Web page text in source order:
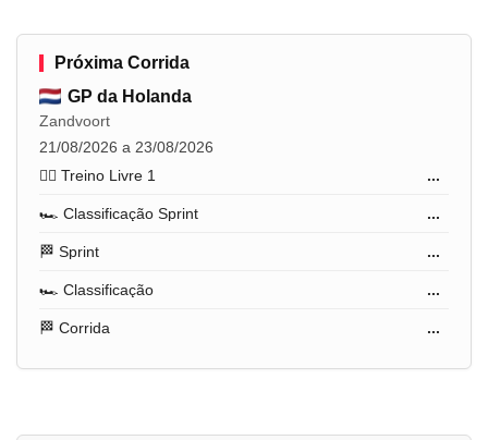
Próxima Corrida
GP da Holanda
Zandvoort
21/08/2026 a 23/08/2026
🏋️‍♂️ Treino Livre 1
...
🏎️ Classificação Sprint ...
🏁 Sprint ...
🏎️ Classificação ...
🏁 Corrida ...